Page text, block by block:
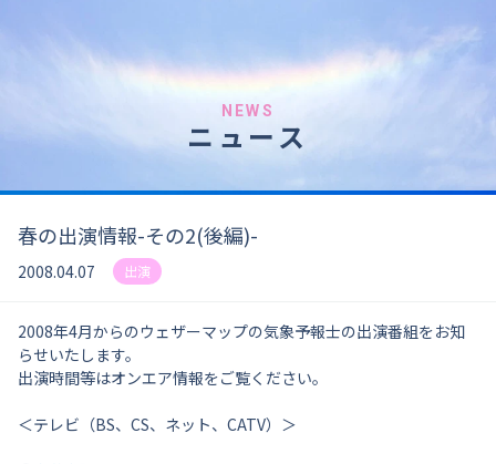
NEWS
ニュース
春の出演情報-その2(後編)-
2008.04.07 出演
2008年4月からのウェザーマップの気象予報士の出演番組をお知
らせいたします。
出演時間等はオンエア情報をご覧ください。
＜テレビ（BS、CS、ネット、CATV）＞